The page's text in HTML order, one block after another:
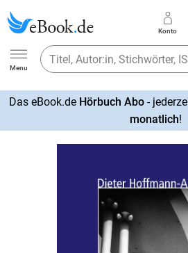
Ebook.de
Menu
Konto
Das eBook.de Hörbuch Abo-
monatlich!